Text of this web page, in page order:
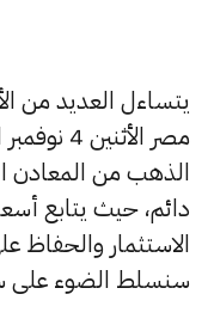
يتساءل العديد من
الذهب من المعادن
دائم، حيث يتابع
الاستثمار والحفاظ
سنسلط الضوء على